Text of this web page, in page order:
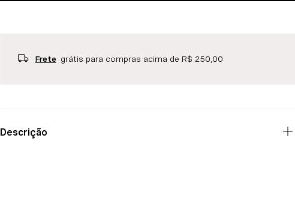
Frete grátis para compras acima de R$ 250,00
Descrição